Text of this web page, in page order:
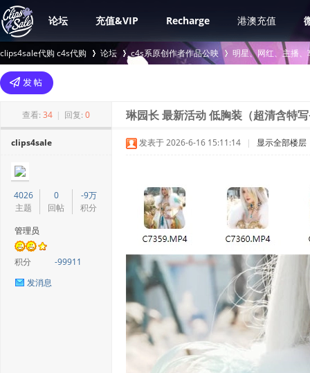
论坛 充值&VIP Recharge 港澳充值
clips4sale代购 c4s代购
>
论坛 c4s系原创作者作品公映
›
明星、网红、主播
查看: 34 | 回复: 0 琳园长 最新活动 低胸装（超清含特
clips4sale
4026
主题
0
回帖
-9万
积分
管理员
积分
-99911
发消息
发表于 2026-6-16 15:11:14 | 显示全部楼层